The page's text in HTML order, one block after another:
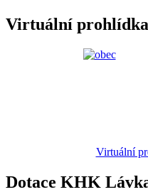
Virtuální prohlídka
Virtuální
Dotace KHK